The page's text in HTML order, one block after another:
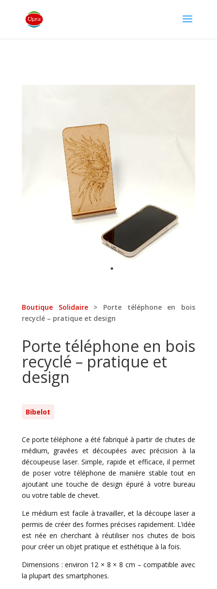
Boutique Solidaire> Porte téléphone en bois
recyclé – pratique et design
Porte téléphone en bois
recyclé – pratique et
design
Bibelot
Ce porte téléphone a été fabriqué à partir de chutes de
médium, gravées et découpées avec précision à la
découpeuse laser. Simple, rapide et efficace, il permet
de poser votre téléphone de manière stable tout en
ajoutant une touche de design épuré à votre bureau
ou votre table de chevet.
Le médium est facile à travailler, et la découpe laser a
permis de créer des formes précises rapidement. L’idée
est née en cherchant à réutiliser nos chutes de bois
pour créer un objet pratique et esthétique à la fois.
Dimensions : environ 12 × 8 × 8 cm – compatible avec
la plupart des smartphones.